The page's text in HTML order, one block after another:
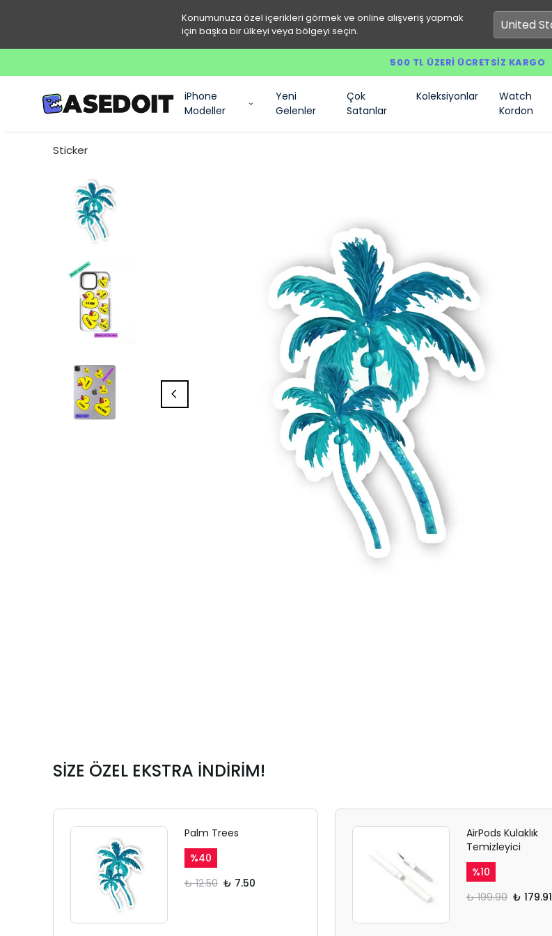
Konumunuza özel içerikleri görmek ve online alışveriş yapmak
için başka bir ülkeyi veya bölgeyi seçin.
500 TL ÜZERI ÜCRETSIZ KARGO
iPhone
Modeller
Yeni
Gelenler
Çok
Satanlar
Koleksiyonlar
Watch
Kordon
Sticker
SİZE ÖZEL EKSTRA İNDİRİM!
Palm Trees
%40
₺ 12.50 ₺ 7.50
AirPods Kulaklık
Temizleyici
%10
₺ 199.90 ₺ 179.91
SAFARİ GİZLİ SEKME